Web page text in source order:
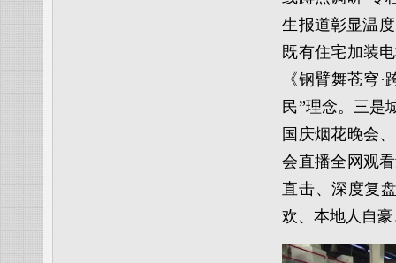
生报道彰显温
既有住宅加装
《钢臂舞苍穹
民”理念。三是
国庆烟花晚会
会直播全网观
直击、深度复
欢、本地人自